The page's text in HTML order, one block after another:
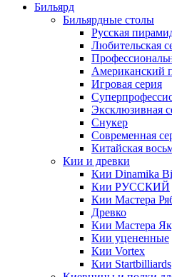
Бильярд
Бильярдные столы
Русская
Любительская
Американский
Игровая серия
Эксклюзивная
Снукер
Современная
Китайская
Кии и древки
Кии Dinamika
Кии РУССКИЙ
Кии Мастера
Древко
Кии Мастера
Кии уцененные
Кии Vortex
Кии Startbilliards